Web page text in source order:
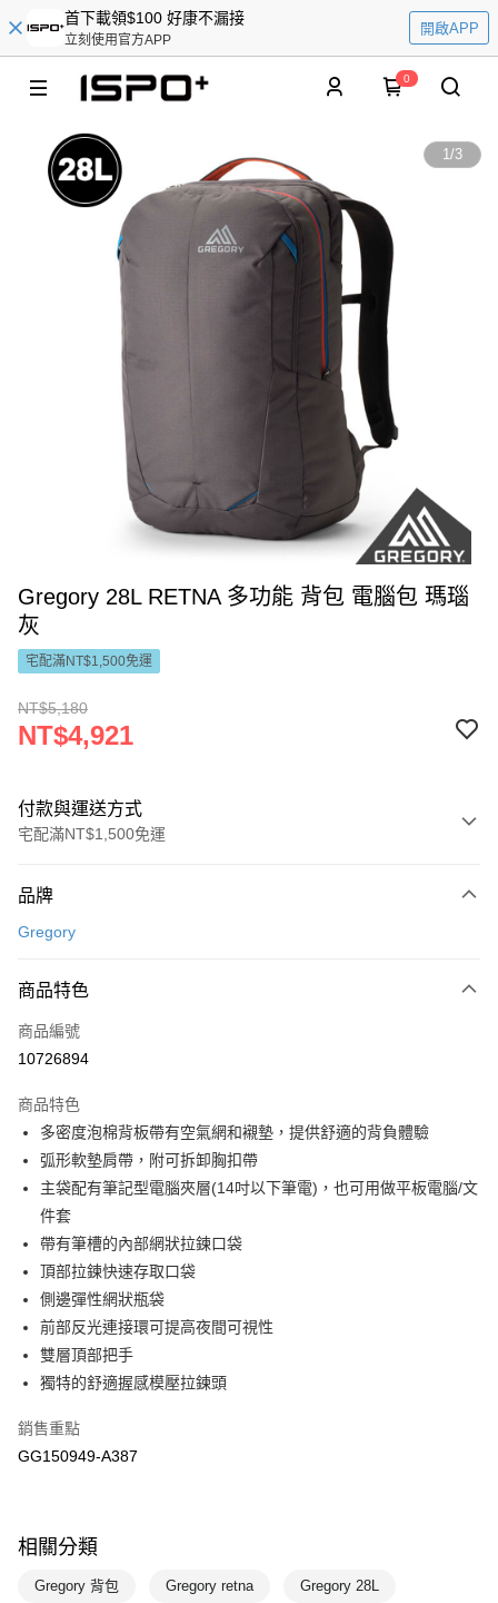
首下載領$100 好康不漏接
立刻使用官方APP
開啟APP
0
1/3
Gregory 28L RETNA 多功能 背包 電腦包 瑪瑙
灰
宅配滿NT$1,500免運
NT$5,180
NT$4,921
付款與運送方式
宅配滿NT$1,500免運
信用卡一次付款
Apple Pay
悠遊付
宅配-本島
每筆NT$100，滿NT$1,500(含以上)免運費
品牌
Gregory
商品特色
商品編號
10726894
商品特色
多密度泡棉背板帶有空氣網和襯墊，提供舒適的背負體驗
弧形軟墊肩帶，附可拆卸胸扣帶
主袋配有筆記型電腦夾層(14吋以下筆電)，也可用做平板電腦/文
件套
帶有筆槽的內部網狀拉鍊口袋
頂部拉鍊快速存取口袋
側邊彈性網狀瓶袋
前部反光連接環可提高夜間可視性
雙層頂部把手
獨特的舒適握感模壓拉鍊頭
銷售重點
GG150949-A387
相關分類
Gregory 背包 Gregory retna Gregory 28L